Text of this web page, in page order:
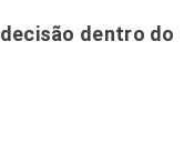
dentro do